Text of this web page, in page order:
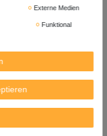
container, in a cool dry
luftdichten Behälter kühl
weiteren Nüssen,
Sellerie, Soja, Senf
Externe Medien
Funktional